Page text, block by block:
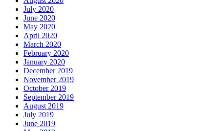
July 2020
June 2020
May 2020
April 2020
March 2020
February 2020
January 2020
December 2019
November 2019
October 2019
September 2019
August 2019
July 2019
June 2019